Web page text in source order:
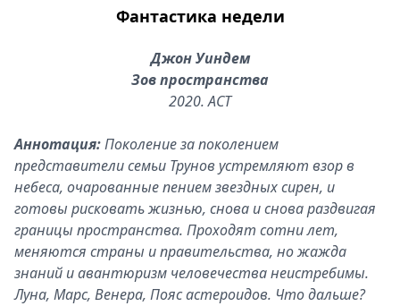
Фантастика недели
Джон Уиндем
Зов пространства
2020. АСТ
Аннотация:Поколение за поколением
представители семьи Трунов устремляют взор в
небеса, очарованные пением звездных сирен, и
готовы рисковать жизнью, снова и снова раздвигая
границы пространства. Проходят сотни лет,
меняются страны и правительства, но жажда
знаний и авантюризм человечества неистребимы.
Луна, Марс, Венера, Пояс астероидов. Что дальше?